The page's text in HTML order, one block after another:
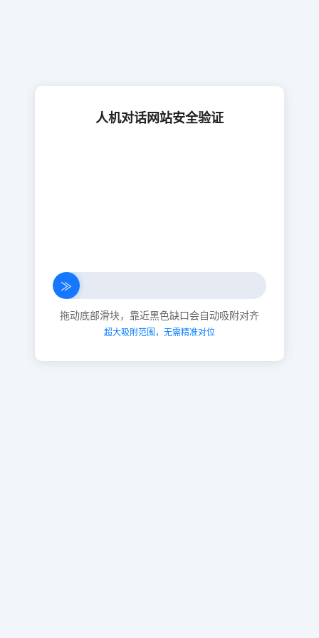
人机对话网站安全验证
≫
拖动底部滑块，靠近黑色缺口会自动吸附对齐
超大吸附范围，无需精准对位